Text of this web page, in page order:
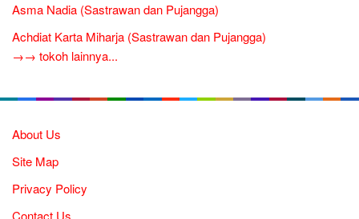
Asma Nadia (Sastrawan dan Pujangga)
Achdiat Karta Miharja (Sastrawan dan Pujangga)
→→ tokoh lainnya...
About Us
Site Map
Privacy Policy
Contact Us